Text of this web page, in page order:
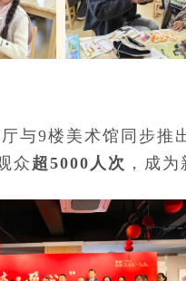
与9楼美术馆同步推
众超5000人次 ，成